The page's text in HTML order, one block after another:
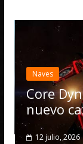
Naves
Core
nuevo
12 julio, 2026